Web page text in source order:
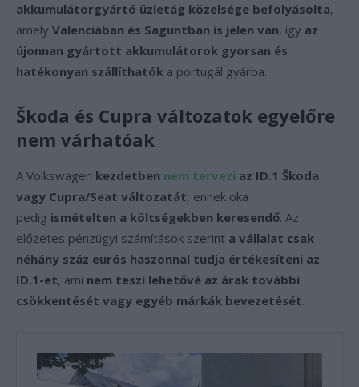
akkumulátorgyártó üzletág közelsége befolyásolta,
amely Valenciában és Saguntban is jelen van, így az
újonnan gyártott akkumulátorok gyorsan és
hatékonyan szállíthatók a portugál gyárba.
Škoda és Cupra változatok egyelőre
nem várhatóak
A Volkswagen kezdetben nem tervezi az ID.1 Škoda
vagy Cupra/Seat változatát, ennek oka
pedig ismételten a költségekben keresendő. Az
előzetes pénzügyi számítások szerint a vállalat csak
néhány száz eurós haszonnal tudja értékesíteni az
ID.1-et, ami nem teszi lehetővé az árak további
csökkentését vagy egyéb márkák bevezetését.